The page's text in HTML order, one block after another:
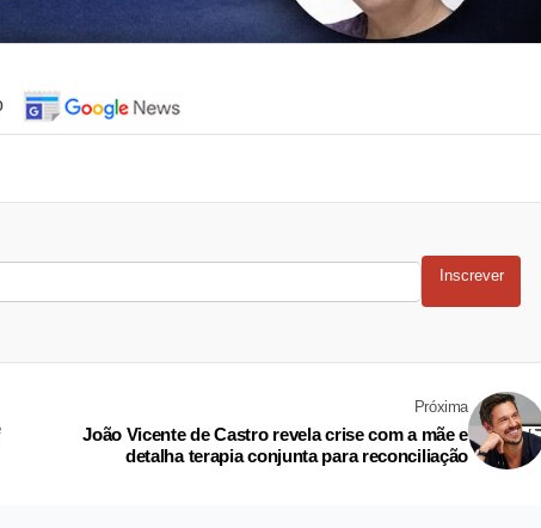
Inscrever
Próxima
João Vicente de Castro revela crise com a mãe e
detalha terapia conjunta para reconciliação